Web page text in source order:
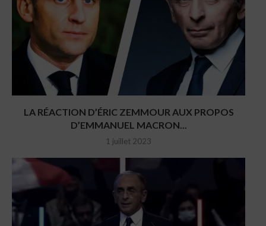
LA RÉACTION D’ÉRIC ZEMMOUR AUX PROPOS
D’EMMANUEL MACRON...
1 juillet 2023